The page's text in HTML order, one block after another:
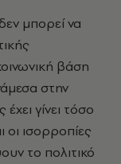
μπορεί να
βάση
στην
γίνει τόσο
οι ισορροπίες
το πολιτικό